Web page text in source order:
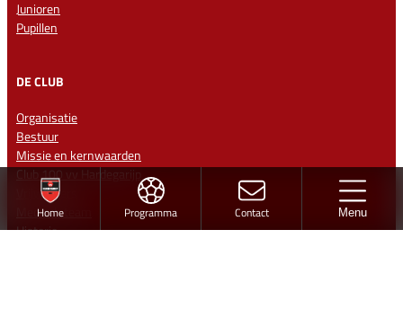
Home Programma Contact Menu
Junioren
Pupillen
DE CLUB
Organisatie
Bestuur
Missie en kernwaarden
Club 100 vv Hardegarijp
Vrijwilligers
Medisch team
Historie